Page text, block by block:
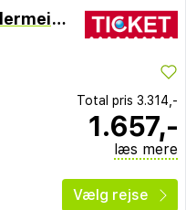
Mercure Grand Hotel Biedermeier Wien
Total pris 3.314,-
1.657,-
læs mere
Vælg rejse